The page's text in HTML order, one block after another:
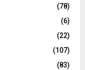
(78)
(6)
(22)
(107)
(83)